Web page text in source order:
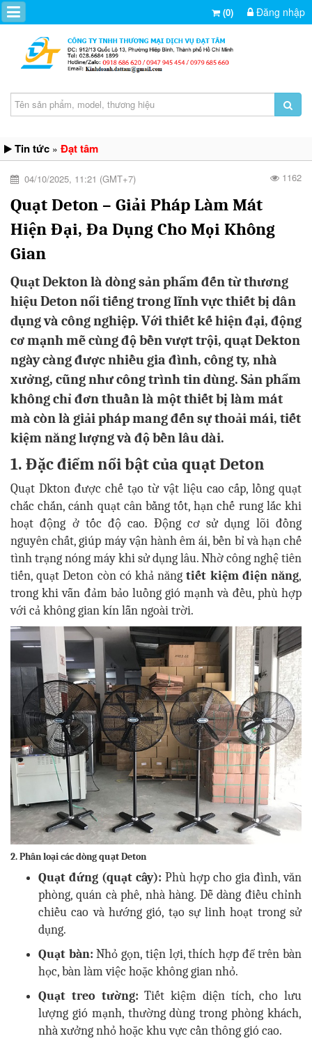
(0) Đăng nhập
Tin tức » Đạt tâm
04/10/2025, 11:21 (GMT+7) 1162
Quạt Deton – Giải Pháp Làm Mát
Hiện Đại, Đa Dụng Cho Mọi Không
Gian
Quạt Dekton là dòng sản phẩm đến từ thương
hiệu Deton nổi tiếng trong lĩnh vực thiết bị dân
dụng và công nghiệp. Với thiết kế hiện đại, động
cơ mạnh mẽ cùng độ bền vượt trội, quạt Dekton
ngày càng được nhiều gia đình, công ty, nhà
xưởng, cũng như công trình tin dùng. Sản phẩm
không chỉ đơn thuần là một thiết bị làm mát
mà còn là giải pháp mang đến sự thoải mái, tiết
kiệm năng lượng và độ bền lâu dài.
1. Đặc điểm nổi bật của quạt Deton
Quạt Dkton được chế tạo từ vật liệu cao cấp, lồng quạt
chắc chắn, cánh quạt cân bằng tốt, hạn chế rung lắc khi
hoạt động ở tốc độ cao. Động cơ sử dụng lõi đồng
nguyên chất, giúp máy vận hành êm ái, bền bỉ và hạn chế
tình trạng nóng máy khi sử dụng lâu. Nhờ công nghệ tiên
tiến, quạt Deton còn có khả năngtiết kiệm điện năng,
trong khi vẫn đảm bảo luồng gió mạnh và đều, phù hợp
với cả không gian kín lẫn ngoài trời.
2. Phân loại các dòng quạt Deton
Quạt đứng (quạt cây): Phù hợp cho gia đình, văn
phòng, quán cà phê, nhà hàng. Dễ dàng điều chỉnh
chiều cao và hướng gió, tạo sự linh hoạt trong sử
dụng.
Quạt bàn: Nhỏ gọn, tiện lợi, thích hợp để trên bàn
học, bàn làm việc hoặc không gian nhỏ.
Quạt treo tường: Tiết kiệm diện tích, cho lưu
lượng gió mạnh, thường dùng trong phòng khách,
nhà xưởng nhỏ hoặc khu vực cần thông gió cao.